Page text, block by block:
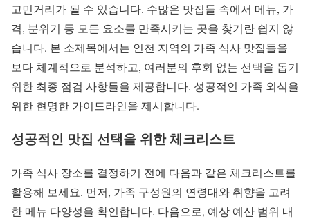
고민거리가 될 수 있습니다. 수많은 맛집들 속에서 메뉴, 가
격, 분위기 등 모든 요소를 만족시키는 곳을 찾기란 쉽지 않
습니다. 본 소제목에서는 인천 지역의 가족 식사 맛집들을
보다 체계적으로 분석하고, 여러분의 후회 없는 선택을 돕기
위한 최종 점검 사항들을 제공합니다. 성공적인 가족 외식을
위한 현명한 가이드라인을 제시합니다.
성공적인 맛집 선택을 위한 체크리스트
가족 식사 장소를 결정하기 전에 다음과 같은 체크리스트를
활용해 보세요. 먼저, 가족 구성원의 연령대와 취향을 고려
한 메뉴 다양성을 확인합니다. 다음으로, 예상 예산 범위 내